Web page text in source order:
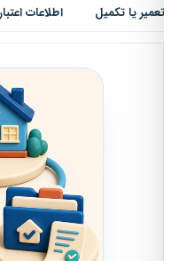
تعمیر یا تکمیل
اطلاعات